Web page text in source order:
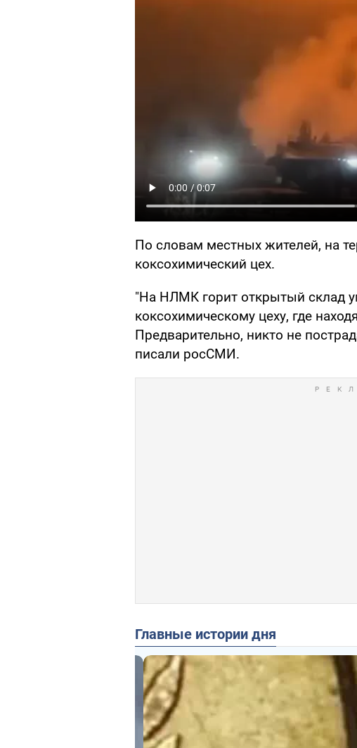
По словам местных жителей, на
коксохимический цех.
"На НЛМК горит открытый склад
коксохимическому цеху, где
Предварительно, никто не
писали росСМИ.
Главные истории дня